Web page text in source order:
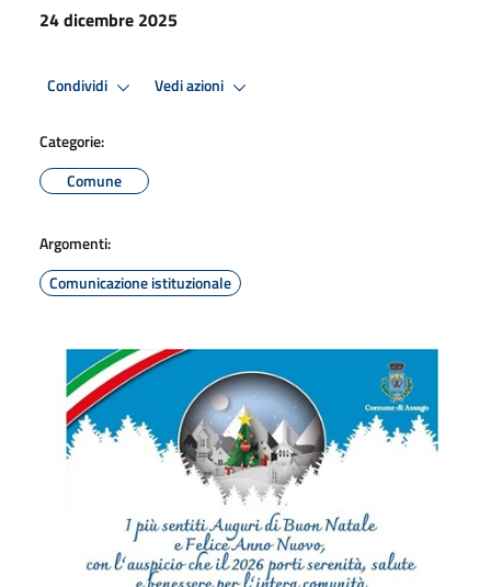
24 dicembre 2025
Condividi Vedi azioni
Categorie:
Comune
Argomenti:
Comunicazione istituzionale